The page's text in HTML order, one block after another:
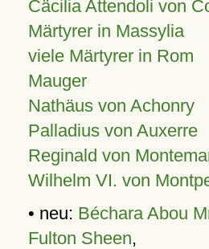
Cäcilia Attendoli von
Märtyrer in Massylia
viele Märtyrer in Rom
Mauger
Nathäus von Achonry
Palladius von Auxerre
Reginald von
Wilhelm VI. von
• neu: Béchara Abou
Fulton Sheen,